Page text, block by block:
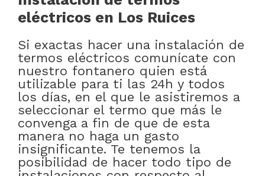
eléctricos en Los Ruices
Si exactas hacer una instalación de
termos eléctricos comunícate con
nuestro fontanero quien está
utilizable para ti las 24h y todos
los días, en el que le asistiremos a
seleccionar el termo que más le
convenga a fin de que de esta
manera no haga un gasto
insignificante. Te tenemos la
posibilidad de hacer todo tipo de